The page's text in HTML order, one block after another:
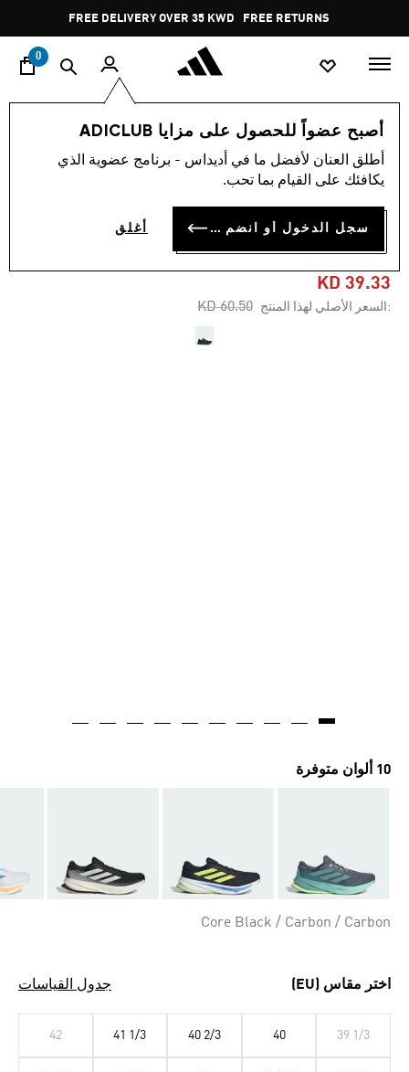
Pause
promotion
rotation
FREE RETURNS
0
أصبح عضواً للحصول على مزايا ADICLUB
أطلق العنان لأفضل ما في أديداس - برنامج عضوية الذي
يكافئك على القيام بما تحب.
سجل الدخول أو انضم الآن أغلق
الرجال أحذية
-30%
حذاء SUPERNOVA RISE 2
RUNNING
KD 39.33
:السعر الأصلي لهذا المنتج Price reduced from
KD 60.50
to
10 ألوان متوفرة
Core Black / Carbon / Carbon
اختر مقاس (EU) جدول القياسات
39 1/3
40
40 2/3
41 1/3
42